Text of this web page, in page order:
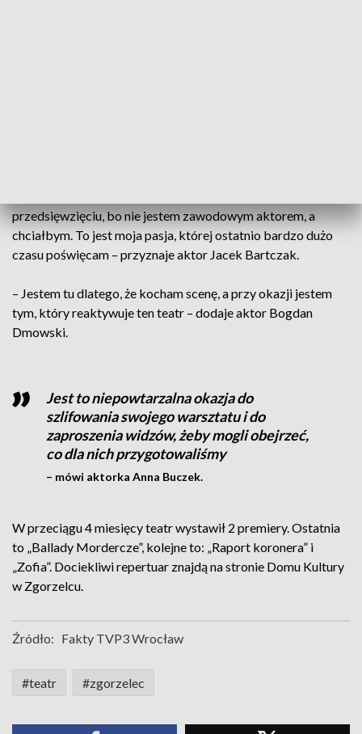
przedsięwzięciu, bo nie jestem zawodowym aktorem, a
chciałbym. To jest moja pasja, której ostatnio bardzo dużo
czasu poświęcam – przyznaje aktor Jacek Bartczak.
– Jestem tu dlatego, że kocham scenę, a przy okazji jestem
tym, który reaktywuje ten teatr – dodaje aktor Bogdan
Dmowski.
Jest to niepowtarzalna okazja do
szlifowania swojego warsztatu i do
zaproszenia widzów, żeby mogli obejrzeć,
co dla nich przygotowaliśmy
– mówi aktorka Anna Buczek.
W przeciągu 4 miesięcy teatr wystawił 2 premiery. Ostatnia
to „Ballady Mordercze”, kolejne to: „Raport koronera” i
„Zofia”. Dociekliwi repertuar znajdą na stronie Domu Kultury
w Zgorzelcu.
Źródło: Fakty TVP3 Wrocław
#teatr #zgorzelec